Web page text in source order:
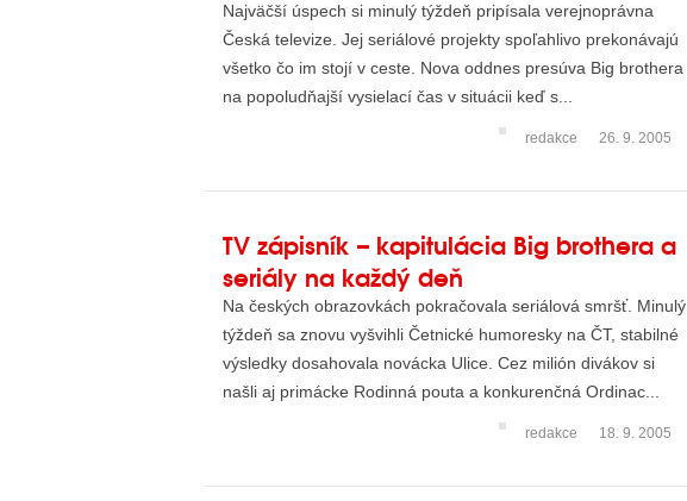
Najväčší úspech si minulý týždeň pripísala verejnoprávna
Česká televize. Jej seriálové projekty spoľahlivo prekonávajú
všetko čo im stojí v ceste. Nova oddnes presúva Big brothera
na popoludňajší vysielací čas v situácii keď s...
redakce 26. 9. 2005
TV zápisník – kapitulácia Big brothera a
seriály na každý deň
Na českých obrazovkách pokračovala seriálová smršť. Minulý
týždeň sa znovu vyšvihli Četnické humoresky na ČT, stabilné
výsledky dosahovala novácka Ulice. Cez milión divákov si
našli aj primácke Rodinná pouta a konkurenčná Ordinac...
redakce 18. 9. 2005